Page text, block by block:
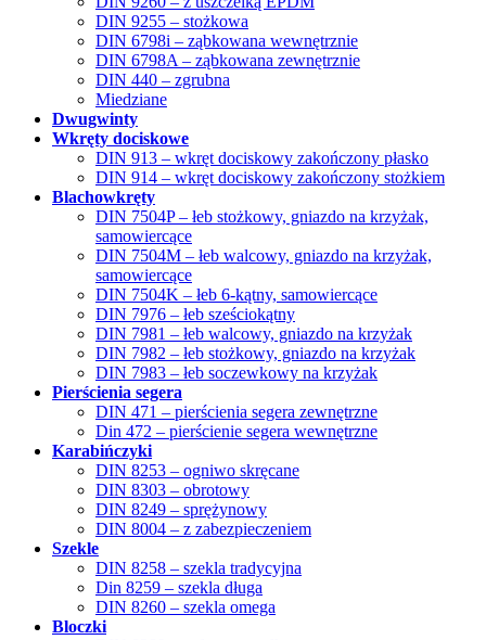
DIN 9255 – stożkowa
DIN 6798i – ząbkowana wewnętrznie
DIN 6798A – ząbkowana zewnętrznie
DIN 440 – zgrubna
Miedziane
Dwugwinty
Wkręty dociskowe
DIN 913 – wkręt dociskowy zakończony płasko
DIN 914 – wkręt dociskowy zakończony stożkiem
Blachowkręty
DIN 7504P – łeb stożkowy, gniazdo na krzyżak,
samowiercące
DIN 7504M – łeb walcowy, gniazdo na krzyżak,
samowiercące
DIN 7504K – łeb 6-kątny, samowiercące
DIN 7976 – łeb sześciokątny
DIN 7981 – łeb walcowy, gniazdo na krzyżak
DIN 7982 – łeb stożkowy, gniazdo na krzyżak
DIN 7983 – łeb soczewkowy na krzyżak
Pierścienia segera
DIN 471 – pierścienia segera zewnętrzne
Din 472 – pierścienie segera wewnętrzne
Karabińczyki
DIN 8253 – ogniwo skręcane
DIN 8303 – obrotowy
DIN 8249 – sprężynowy
DIN 8004 – z zabezpieczeniem
Szekle
DIN 8258 – szekla tradycyjna
Din 8259 – szekla długa
DIN 8260 – szekla omega
Bloczki